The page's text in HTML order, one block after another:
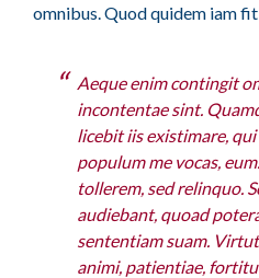
omnibus. Quod quidem iam
Aeque enim contingit
incontentae sint.
licebit iis existimare,
populum me vocas,
tollerem, sed relinquo.
audiebant, quoad
sententiam suam.
animi, patientiae,